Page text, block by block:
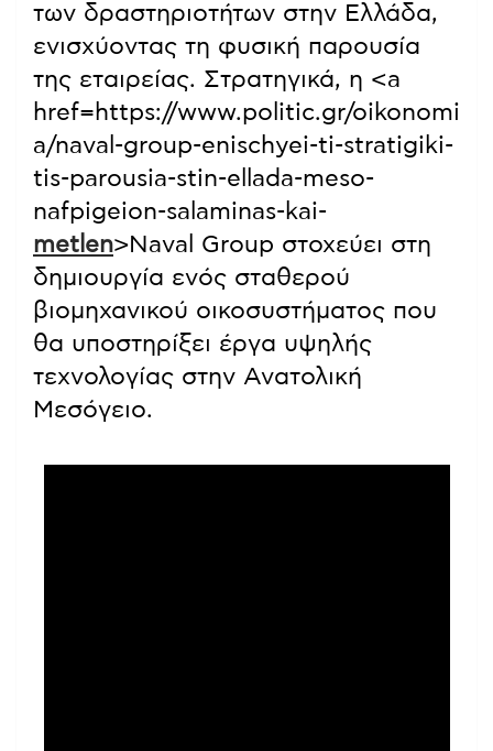
των δραστηριοτήτων στην Ελλάδα,
ενισχύοντας τη φυσική παρουσία
της εταιρείας. Στρατηγικά, η <a
href=https://www.politic.gr/oikonomi
a/naval-group-enischyei-ti-stratigiki-
tis-parousia-stin-ellada-meso-
nafpigeion-salaminas-kai-
metlen>Naval Group στοχεύει στη
δημιουργία ενός σταθερού
βιομηχανικού οικοσυστήματος που
θα υποστηρίξει έργα υψηλής
τεχνολογίας στην Ανατολική
Μεσόγειο.